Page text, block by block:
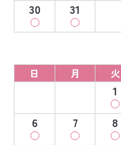
30
31
日 月 火
1
6
7 8